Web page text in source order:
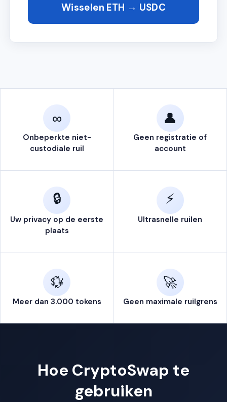
Wisselen ETH → USDC
WISSEL
3 Bevestigen
📬 Waar sturen we uwcryptonaartoe?
BESTEMMINGSPORTEMONNEE-ADRES
📋 Plakken
Uw geld gaat rechtstreeks naar dit adres. Geen
account nodig — we bewaren nooit uw crypto.
∞
Onbeperkte niet-
custodiale ruil
👤
Geen registratie of
account
🔒
Uw privacy op de eerste
plaats
⚡
Ultrasnelle ruilen
💱
Meer dan 3.000 tokens
🚀
Geen maximale ruilgrens
Hoe CryptoSwap te
gebruiken